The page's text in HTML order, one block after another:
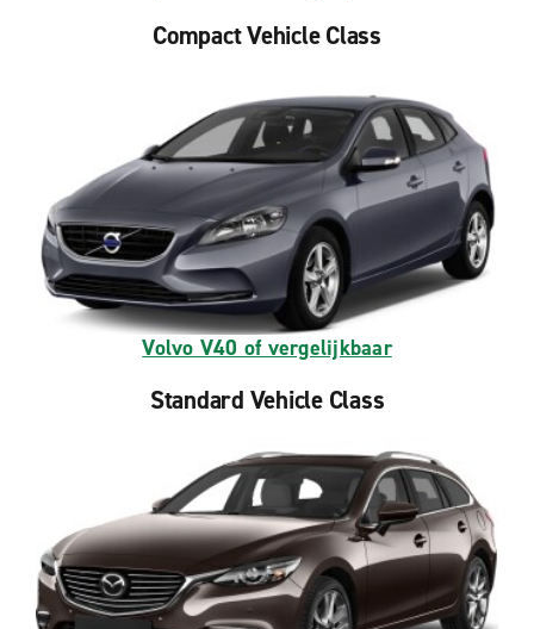
Compact Vehicle Class
Volvo V40 of vergelijkbaar
Standard Vehicle Class